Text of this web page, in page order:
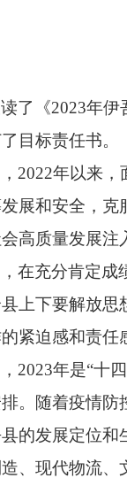
了《2023年
目标责任书。
2022年以来
展和安全，
高质量发展注
在充分肯定成
上下要解放
紧迫感和责任
2023年是“十
。随着疫情防
的发展定位
、现代物流、